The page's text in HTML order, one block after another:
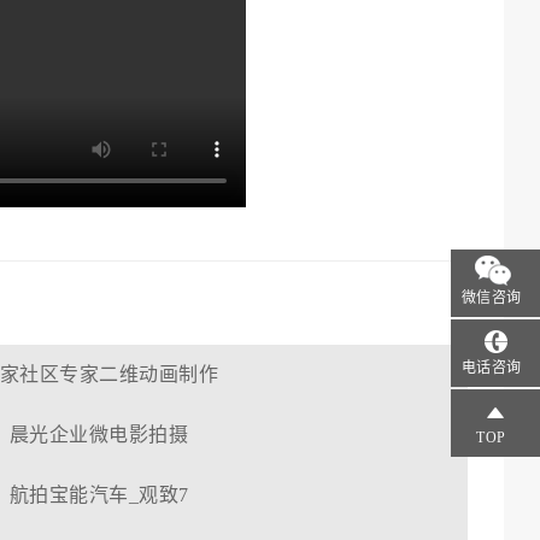
社区专家二维动画制作
晨光企业微电影拍摄
航拍宝能汽车_观致7
微信咨询
电话咨询
TOP